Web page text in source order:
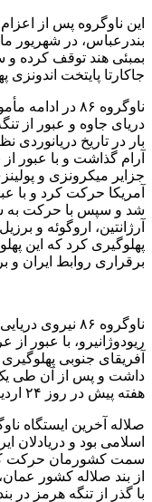
این ناوگروه پس از
بندرعباس، در شهریور
بمبئی هند توقف کرده و
جاکارتا پایتخت ‌اندونزی
ناوگروه ۸۶ در
دریای جاوه و عبور از
بار در تاریخ
آرام گذاشت و با عبور
جزایر میکرونزی و
آمریکا حرکت کرد و با
شد و سپس با حرکت به
آرژانتین، اروگوئه و
پهلوگیری کرد که این
برقراری روابط ایران و
ناوگروه ۸۶
ریودوژانیرو، با عبور
آفریقای جنوبی
هفته پیش در روز ۲۴ اردیبهشت ماه وارد بندر صلاله عمان شده بود.
اسلامی بود و دریادلان
از بند صلاله کشور
با گذر از تنگه هرمز در